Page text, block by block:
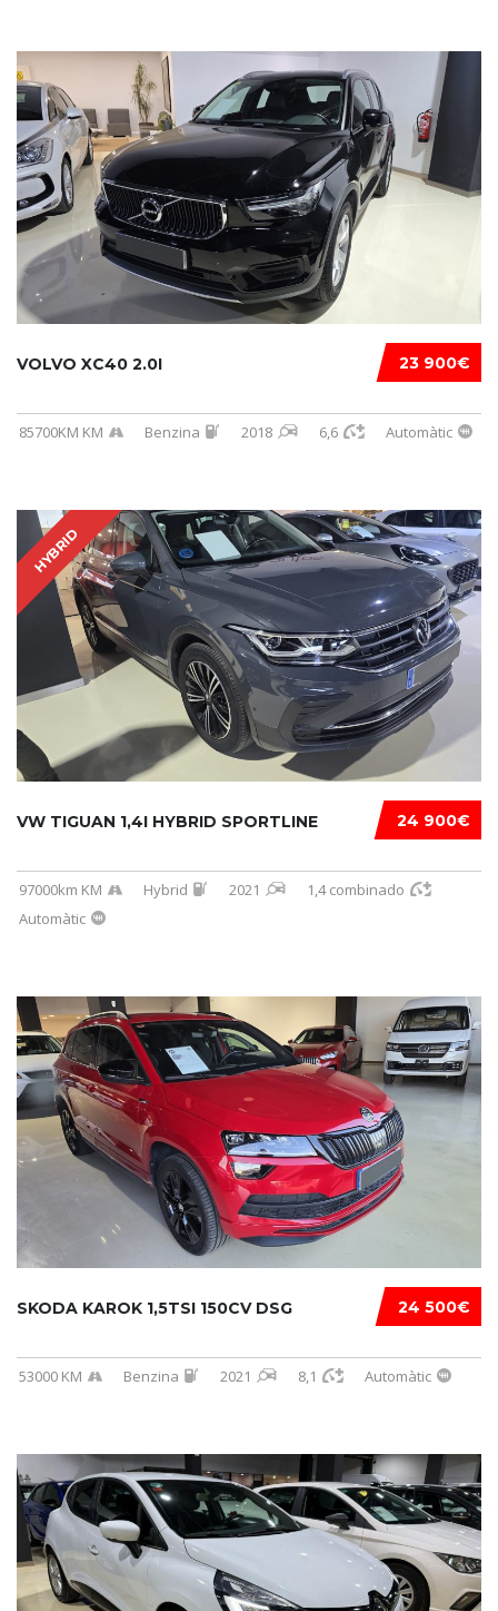
23 900€
VOLVO XC40 2.0I
85700KM KM Benzina 2018 6,6 Automàtic
HYBRID
24 900€
VW TIGUAN 1,4I HYBRID SPORTLINE
97000km KM Hybrid 2021
1,4 combinado
Automàtic
24 500€
SKODA KAROK 1,5TSI 150CV DSG
53000 KM Benzina 2021 8,1 Automàtic